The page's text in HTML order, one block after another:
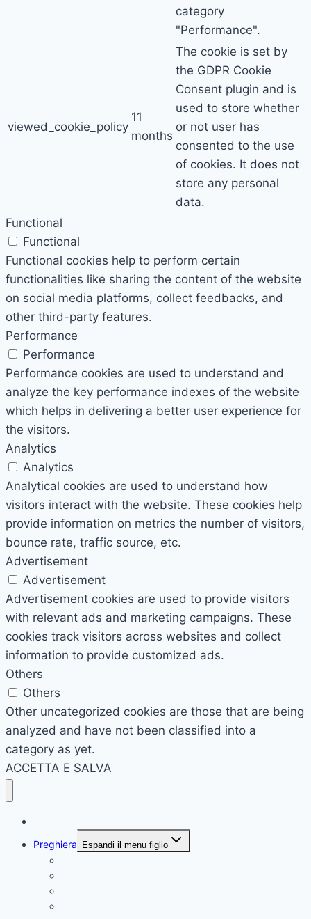
category
"Performance".
viewed_cookie_policy
11
months
The cookie is set by
the GDPR Cookie
Consent plugin and is
used to store whether
or not user has
consented to the use
of cookies. It does not
store any personal
data.
Functional
Functional
Functional cookies help to perform certain
functionalities like sharing the content of the website
on social media platforms, collect feedbacks, and
other third-party features.
Performance
Performance
Performance cookies are used to understand and
analyze the key performance indexes of the website
which helps in delivering a better user experience for
the visitors.
Analytics
Analytics
Analytical cookies are used to understand how
visitors interact with the website. These cookies help
provide information on metrics the number of visitors,
bounce rate, traffic source, etc.
Advertisement
Advertisement
Advertisement cookies are used to provide visitors
with relevant ads and marketing campaigns. These
cookies track visitors across websites and collect
information to provide customized ads.
Others
Others
Other uncategorized cookies are those that are being
analyzed and have not been classified into a
category as yet.
ACCETTA E SALVA
Preghiera
Espandi il menu figlio